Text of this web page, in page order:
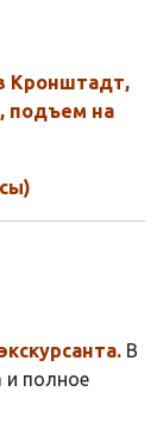
Кронштадт,
подъем на
В
и полное